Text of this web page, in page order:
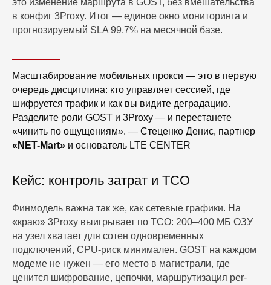
в конфиг 3Proxy. Итог — единое окно мониторинга и
прогнозируемый SLA 99,7% на месячной базе.
Масштабирование мобильных прокси — это в первую
очередь дисциплина: кто управляет сессией, где
шифруется трафик и как вы видите деградацию.
Разделите роли GOST и 3Proxy — и перестанете
«чинить по ощущениям». — Стеценко Денис, партнер
«NET-Mart» и основатель LTE CENTER
Кейс: контроль затрат и TCO
Финмодель важна так же, как сетевые графики. На
«краю» 3Proxy выигрывает по TCO: 200–400 МБ ОЗУ
на узел хватает для сотен одновременных
подключений, CPU-риск минимален. GOST на каждом
модеме не нужен — его место в магистрали, где
ценится шифрование, цепочки, маршрутизация per-